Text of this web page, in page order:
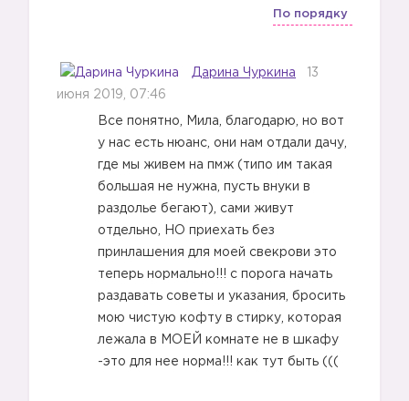
По порядку
Дарина Чуркина 13
июня 2019, 07:46
Все понятно, Мила, благодарю, но вот
у нас есть нюанс, они нам отдали дачу,
где мы живем на пмж (типо им такая
большая не нужна, пусть внуки в
раздолье бегают), сами живут
отдельно, НО приехать без
принлашения для моей свекрови это
теперь нормально!!! с порога начать
раздавать советы и указания, бросить
мою чистую кофту в стирку, которая
лежала в МОЕЙ комнате не в шкафу
-это для нее норма!!! как тут быть (((